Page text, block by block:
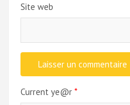
Site web
Current ye@r *